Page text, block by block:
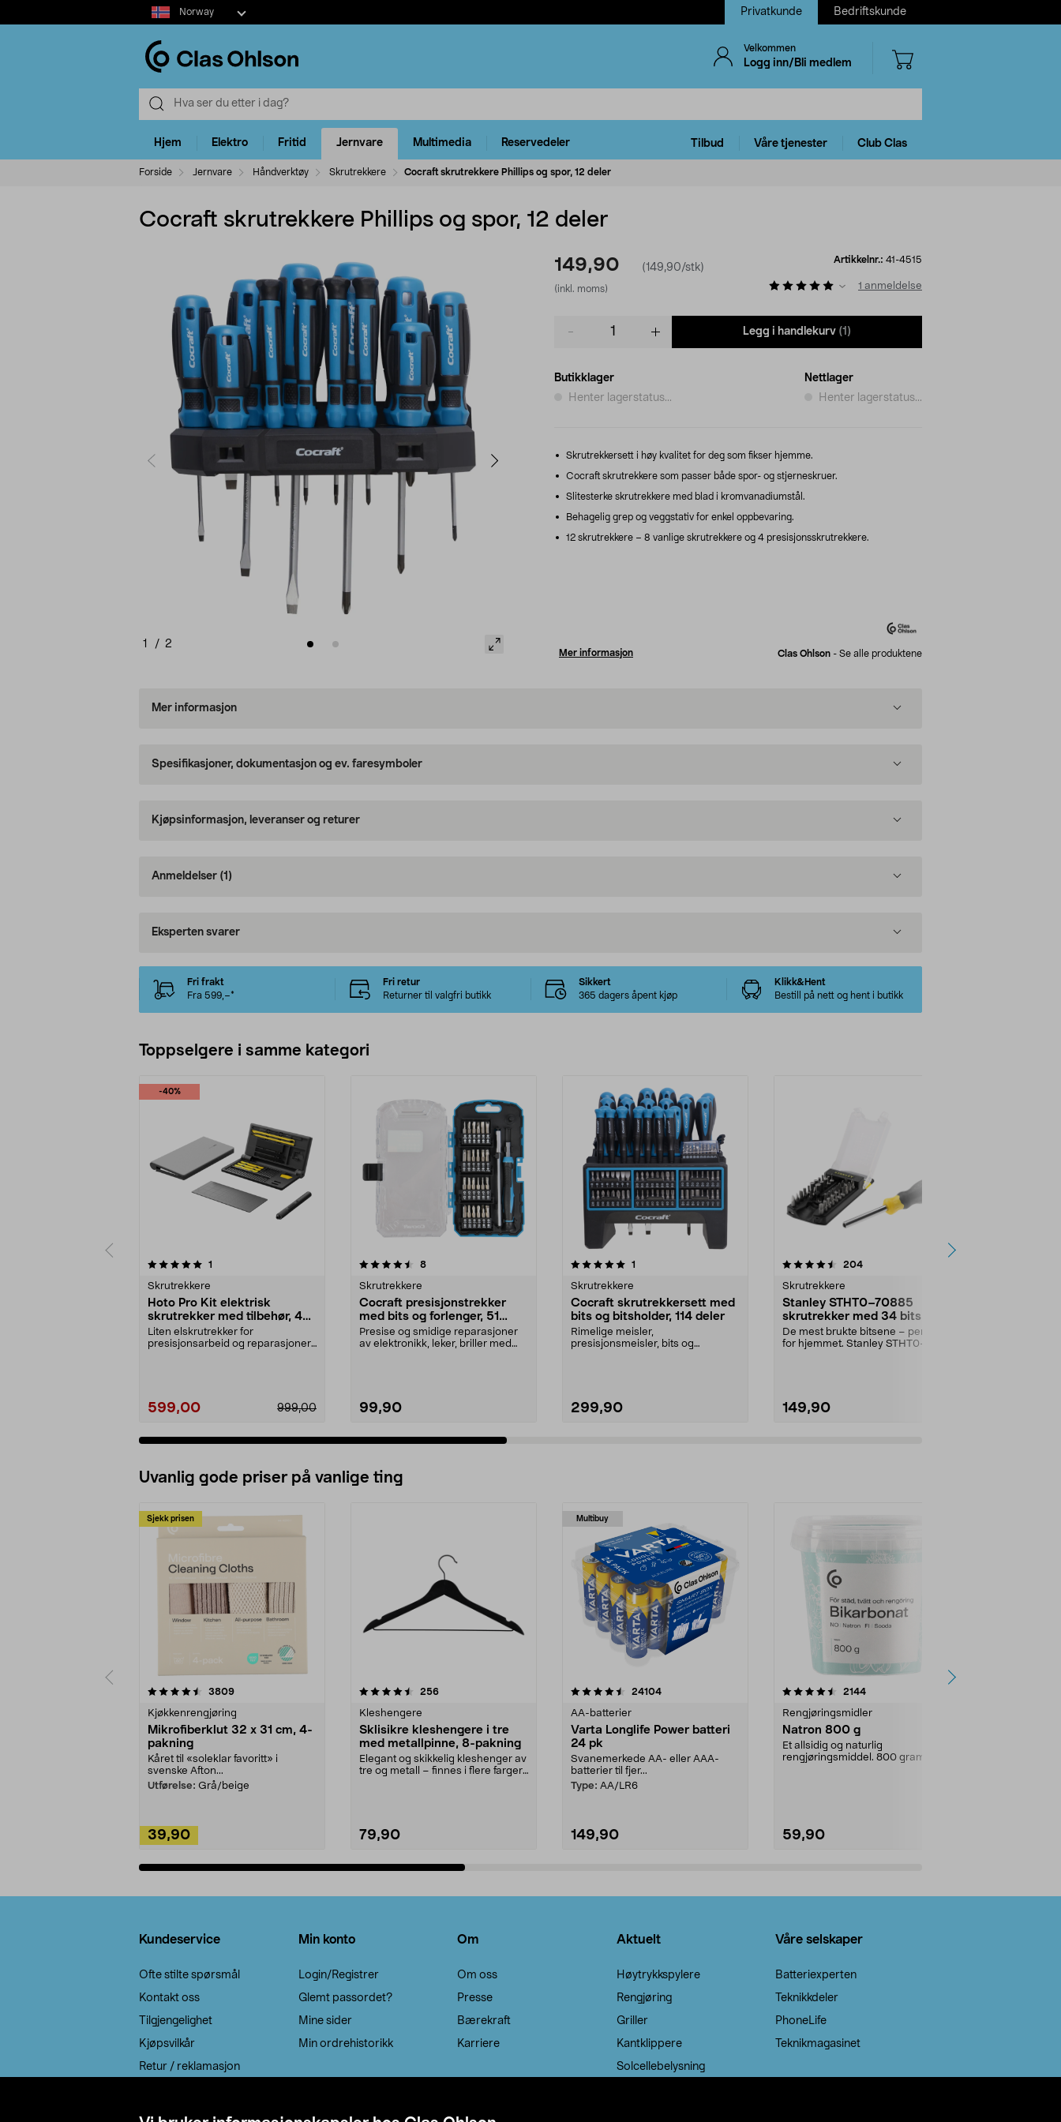
Select
market
Norway Privatkunde Bedriftskunde
Velkommen
Logg inn/Bli medlem
Hjem Elektro Fritid Jernvare Multimedia Reservedeler Tilbud Våre tjenester Club Clas
Forside Jernvare Håndverktøy Skrutrekkere Cocraft skrutrekkere Phillips og spor, 12 deler
Cocraft skrutrekkere Phillips og spor, 12 deler
1 / 2
149,90 (149,90/stk)
(inkl. moms)
Artikkelnr.: 41-4515
1 anmeldelse
Legg i handlekurv (1)
Butikklager
Henter lagerstatus...
Nettlager
Henter lagerstatus...
Skrutrekkersett i høy kvalitet for deg som fikser hjemme.
Cocraft skrutrekkere som passer både spor- og stjerneskruer.
Slitesterke skrutrekkere med blad i kromvanadiumstål.
Behagelig grep og veggstativ for enkel oppbevaring.
12 skrutrekkere – 8 vanlige skrutrekkere og 4 presisjonsskrutrekkere.
Mer informasjon Clas Ohlson - Se alle produktene
Mer informasjon
Spesifikasjoner, dokumentasjon og ev. faresymboler
Kjøpsinformasjon, leveranser og returer
Anmeldelser (1)
Eksperten svarer
Fri frakt
Fra 599,–*
Fri retur
Returner til valgfri butikk
Sikkert
365 dagers åpent kjøp
Klikk&Hent
Bestill på nett og hent i butikk
Toppselgere i samme kategori
-40%
1
Skrutrekkere
Hoto Pro Kit elektrisk
skrutrekker med tilbehør, 48
deler
Liten elskrutrekker for
presisjonsarbeid og reparasjoner.
599,00 999,00
4.5 av 5 stjerner 8anmeldelser
Skrutrekkere
Cocraft presisjonstrekker
med bits og forlenger, 51
deler
Presise og smidige reparasjoner
av elektronikk, leker, briller med
99,90
5.0 av 5 stjerner 1
Skrutrekkere
Cocraft skrutrekkersett med
bits og bitsholder, 114 deler
Rimelige meisler,
presisjonsmeisler, bits og
299,90
4.5 av 5 stjerner 204anmeldelser
Skrutrekkere
Stanley STHT0–70885
skrutrekker med 34 bits
De mest brukte bitsene – perfekt
for hjemmet. Stanley STHT0–
149,90
4.5 av 5 stjerner
Uvanlig gode priser på vanlige ting
Sjekk prisen
3809anmeldelser
Kjøkkenrengjøring
Mikrofiberklut 32 x 31 cm, 4-
pakning
Kåret til «soleklar favoritt» i
svenske Afton...
Utførelse: Grå/beige
39,90
4.5av 5 stjerner 256anmeldelser
Kleshengere
Sklisikre kleshengere i tre
med metallpinne, 8-pakning
Elegant og skikkelig kleshenger av
tre og metall – finnes i flere farger.
79,90
Multibuy
4.5av 5 stjerner 24104anmeldelser
AA-batterier
Varta Longlife Power batteri
24 pk
Svanemerkede AA- eller AAA-
batterier til fjer...
Type: AA/LR6
149,90
4.5av 5 stjerner 2144anmeldelser
Rengjøringsmidler
Natron 800 g
Et allsidig og naturlig
rengjøringsmiddel. 800 gram
59,90
4.0av 5 stjerner
Kundeservice
Ofte stilte spørsmål
Kontakt oss
Tilgjengelighet
Kjøpsvilkår
Retur / reklamasjon
Min konto
Login/Registrer
Glemt passordet?
Mine sider
Min ordrehistorikk
Om
Om oss
Presse
Bærekraft
Karriere
Aktuelt
Høytrykkspylere
Rengjøring
Griller
Kantklippere
Solcellebelysning
Våre selskaper
Batteriexperten
Teknikkdeler
PhoneLife
Teknikmagasinet